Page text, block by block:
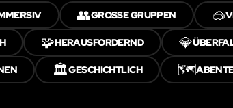
👥GROSSE GRUPPEN 🥽
🧩HERAUSFORDERND 💎
🏛️GESCHICHTLICH 🗺️